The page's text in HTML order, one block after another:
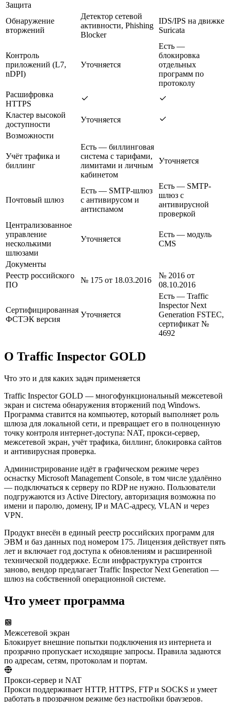
Защита
Обнаружение
вторжений
Детектор сетевой
активности, Phishing
Blocker
IDS/IPS на движке
Suricata
Контроль
приложений (L7,
nDPI)
Уточняется
Есть —
блокировка
отдельных
программ по
протоколу
Расшифровка
HTTPS
Кластер высокой
доступности
Уточняется
Возможности
Учёт трафика и
биллинг
Есть — биллинговая
система с тарифами,
лимитами и личным
кабинетом
Уточняется
Почтовый шлюз
Есть — SMTP-шлюз
с антивирусом и
антиспамом
Есть — SMTP-
шлюз с
антивирусной
проверкой
Централизованное
управление
несколькими
шлюзами
Уточняется
Есть — модуль
CMS
Документы
Реестр российского
ПО
№ 175 от 18.03.2016
№ 2016 от
08.10.2016
Сертифицированная
ФСТЭК версия
Уточняется
Есть — Traffic
Inspector Next
Generation FSTEC,
сертификат №
4692
О Traffic Inspector GOLD
Что это и для каких задач применяется
Traffic Inspector GOLD — многофункциональный межсетевой
экран и система обнаружения вторжений под Windows.
Программа ставится на компьютер, который выполняет роль
шлюза для локальной сети, и превращает его в полноценную
точку контроля интернет-доступа: NAT, прокси-сервер,
межсетевой экран, учёт трафика, биллинг, блокировка сайтов
и антивирусная проверка.
Администрирование идёт в графическом режиме через
оснастку Microsoft Management Console, в том числе удалённо
— подключаться к серверу по RDP не нужно. Пользователи
подгружаются из Active Directory, авторизация возможна по
имени и паролю, домену, IP и MAC-адресу, VLAN и через
VPN.
Продукт внесён в единый реестр российских программ для
ЭВМ и баз данных под номером 175. Лицензия действует пять
лет и включает год доступа к обновлениям и расширенной
технической поддержке. Если инфраструктура строится
заново, вендор предлагает Traffic Inspector Next Generation —
шлюз на собственной операционной системе.
Что умеет программа
Межсетевой экран
Блокирует внешние попытки подключения из интернета и
прозрачно пропускает исходящие запросы. Правила задаются
по адресам, сетям, протоколам и портам.
Прокси-сервер и NAT
Прокси поддерживает HTTP, HTTPS, FTP и SOCKS и умеет
работать в прозрачном режиме без настройки браузеров.